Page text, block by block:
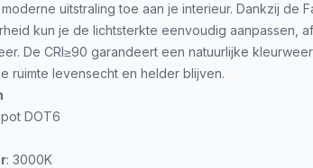
uitstraling toe aan je interieur. Dankzij de
kun je de lichtsterkte eenvoudig aanpassen,
De CRI≥90 garandeert een natuurlijke
ruimte levensecht en helder blijven.
DOT6
: 3000K